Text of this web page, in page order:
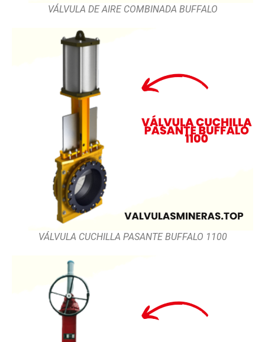
VÁLVULA DE AIRE COMBINADA BUFFALO
VÁLVULA CUCHILLA PASANTE BUFFALO 1100